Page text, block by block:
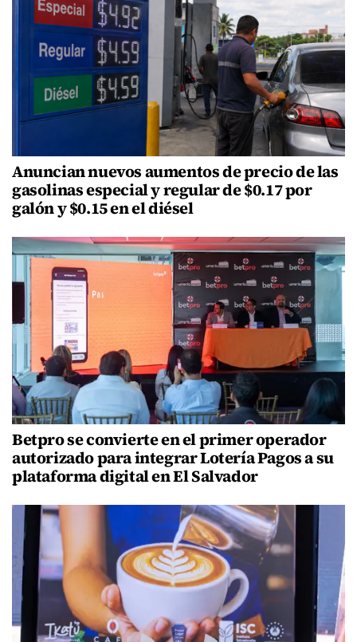
Anuncian nuevos aumentos de precio de las
gasolinas especial y regular de $0.17 por
galón y $0.15 en el diésel
Betpro se convierte en el primer operador
autorizado para integrar Lotería Pagos a su
plataforma digital en El Salvador